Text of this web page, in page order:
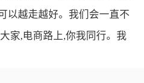
以越走越好。我们会一直不
家,电商路上,你我同行。我